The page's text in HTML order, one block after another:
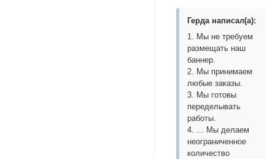
Герда написал(а):
1. Мы не требуем
размещать наш
баннер.
2. Мы принимаем
любые заказы.
3. Мы готовы
переделывать
работы.
4. ... Мы делаем
неограниченное
количество